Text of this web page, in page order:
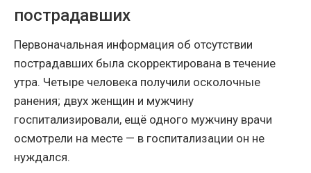
пострадавших
Первоначальная информация об отсутствии
пострадавших была скорректирована в течение
утра. Четыре человека получили осколочные
ранения; двух женщин и мужчину
госпитализировали, ещё одного мужчину врачи
осмотрели на месте — в госпитализации он не
нуждался.